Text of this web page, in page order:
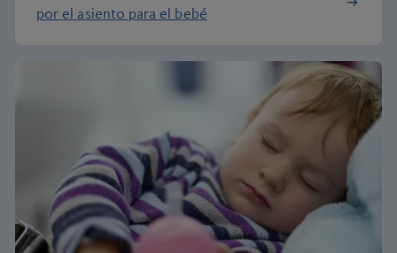
por el asiento para el bebé